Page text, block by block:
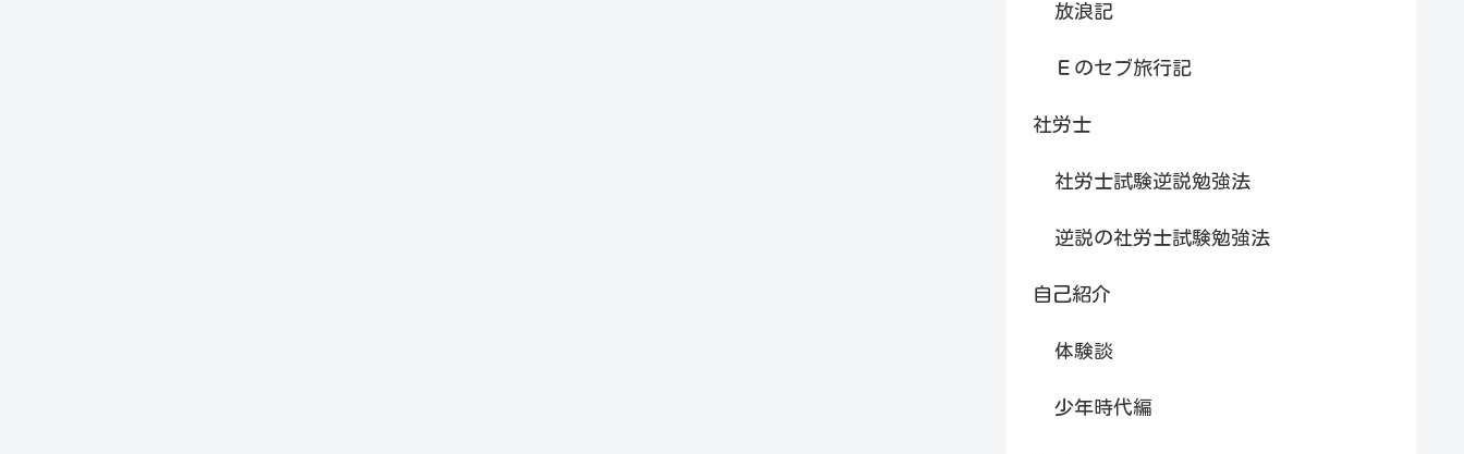
放浪記
Ｅのセブ旅行記
社労士
社労士試験逆説勉強法
逆説の社労士試験勉強法
自己紹介
体験談
少年時代編